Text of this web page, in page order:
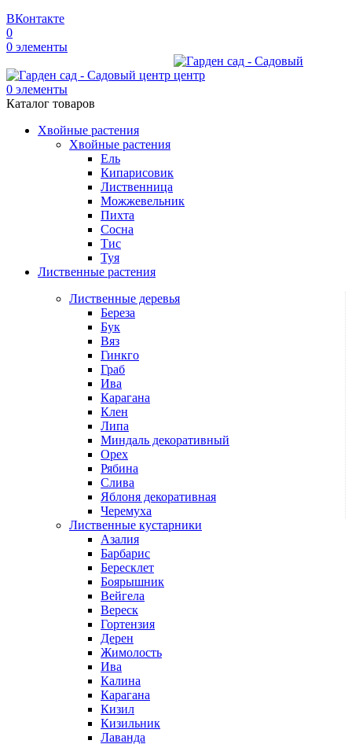
ВКонтакте
0
0 элементы
0 элементы
Каталог товаров
Хвойные растения
Хвойные растения
Ель
Кипарисовик
Лиственница
Можжевельник
Пихта
Сосна
Тис
Туя
Лиственные растения
Лиственные деревья
Береза
Бук
Вяз
Гинкго
Граб
Ива
Карагана
Клен
Липа
Миндаль декоративный
Орех
Рябина
Слива
Яблоня декоративная
Черемуха
Лиственные кустарники
Азалия
Барбарис
Бересклет
Боярышник
Вейгела
Вереск
Гортензия
Дерен
Жимолость
Ива
Калина
Карагана
Кизил
Кизильник
Лаванда